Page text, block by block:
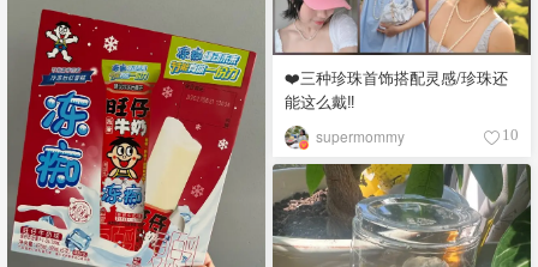
❤️三种珍珠首饰搭配灵感/珍珠还
能这么戴‼️
supermommy 10